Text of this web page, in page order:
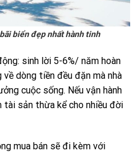
biển đẹp nhất hành tinh
sinh lời 5-6%/ năm hoàn
dòng tiền đều đặn mà nhà
cuộc sống. Nếu vận hành
sản thừa kể cho nhiều đời
mua bán sẽ đi kèm với